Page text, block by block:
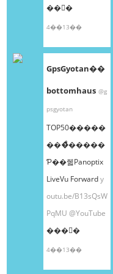
��󤫤�
4��13��
GpsGyotan��
bottomhaus @g
psgyotan
TOP50�����
���ͤ�����
Ƥ��줿Panoptix
LiveVu Forwardy
outu.be/B13sQsW
PqMU @YouTube
���󤫤�
4��13��